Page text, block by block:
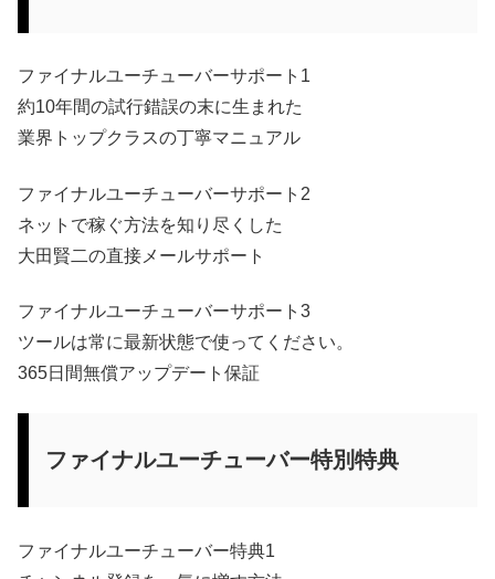
ファイナルユーチューバーサポート1
約10年間の試行錯誤の末に生まれた
業界トップクラスの丁寧マニュアル
ファイナルユーチューバーサポート2
ネットで稼ぐ方法を知り尽くした
大田賢二の直接メールサポート
ファイナルユーチューバーサポート3
ツールは常に最新状態で使ってください。
365日間無償アップデート保証
ファイナルユーチューバー特別特典
ファイナルユーチューバー特典1